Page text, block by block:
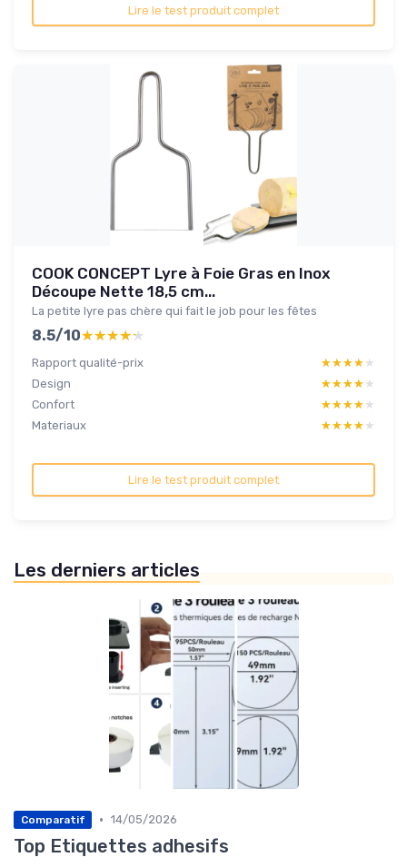
Lire le test produit complet
COOK CONCEPT Lyre à Foie Gras en Inox
Découpe Nette 18,5 cm...
La petite lyre pas chère qui fait le job pour les fêtes
8.5/10★★★★★
★★★★★
Rapport qualité-prix ★★★★★
★★★★★
Design
★★★★★
★★★★★
Confort
★★★★★
★★★★★
Materiaux
★★★★★
★★★★★
Lire le test produit complet
Les derniers articles
Comparatif • 14/05/2026
Top Etiquettes adhesifs